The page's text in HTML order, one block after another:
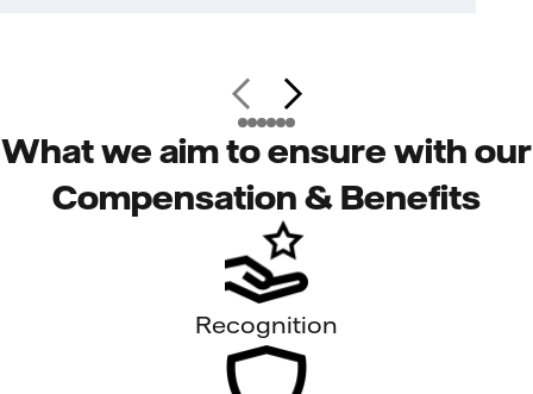
What we aim to ensure with our
Compensation & Benefits
Recognition